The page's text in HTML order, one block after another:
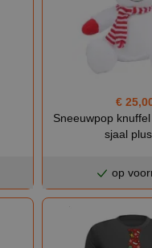
€
Sneeuwpop
sjaal
op